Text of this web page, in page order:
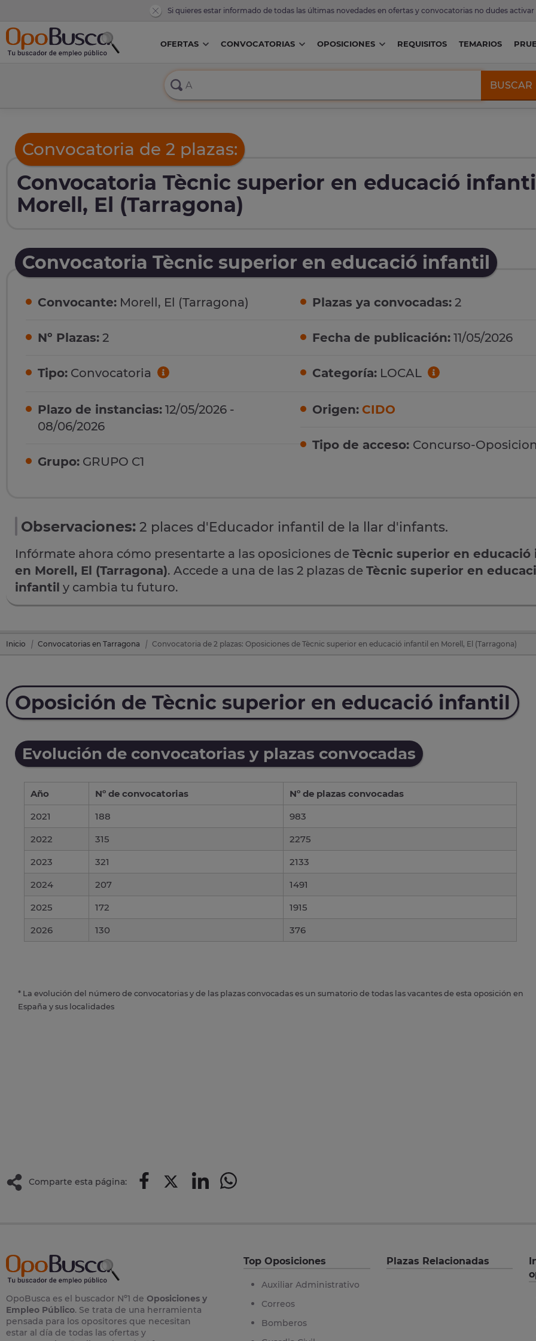
Si quieres estar informado de todas las últimas novedades en ofertas y convocatorias no dudes activar
OFERTAS CONVOCATORIAS OPOSICIONES REQUISITOS TEMARIOS
BUSCAR
Convocatoria de 2 plazas:
Convocatoria Tècnic superior en educació
Morell, El (Tarragona)
Convocatoria Tècnic superior en educació infantil
Convocante: Morell, El (Tarragona)
Nº Plazas: 2
Tipo: Convocatoria
Plazo de instancias: 12/05/2026 -
08/06/2026
Grupo: GRUPO C1
Plazas ya convocadas: 2
Fecha de publicación: 11/05/2026
Categoría: LOCAL
Origen: CIDO
Tipo de acceso: Concurso-Oposicion
Observaciones: 2 places d'Educador infantil de la llar d'infants.
Infórmate ahora cómo presentarte a las oposiciones de Tècnic superior en
en Morell, El (Tarragona). Accede a una de las 2 plazas de Tècnic superior en
infantil y cambia tu futuro.
Inicio Convocatorias en Tarragona Convocatoria de 2 plazas: Oposiciones de Tècnic superior en educació infantil en Morell, El (Tarragona)
Oposición de Tècnic superior en educació infantil
Evolución de convocatorias y plazas convocadas
Año Nº de convocatorias
Nº de plazas convocadas
2021
188
983
2022
315
2275
2023
321
2133
2024
207
1491
2025
172
1915
2026
130 376
* La evolución del número de convocatorias y de las plazas convocadas es un sumatorio de todas las vacantes de esta oposición en
España y sus localidades
Comparte esta página:
OpoBusca es el buscador Nº1 de Oposiciones y
Empleo Público. Se trata de una herramienta
pensada para los opositores que necesitan
estar al día de todas las ofertas y
Top Oposiciones
Auxiliar Administrativo
Correos
Bomberos
Plazas Relacionadas